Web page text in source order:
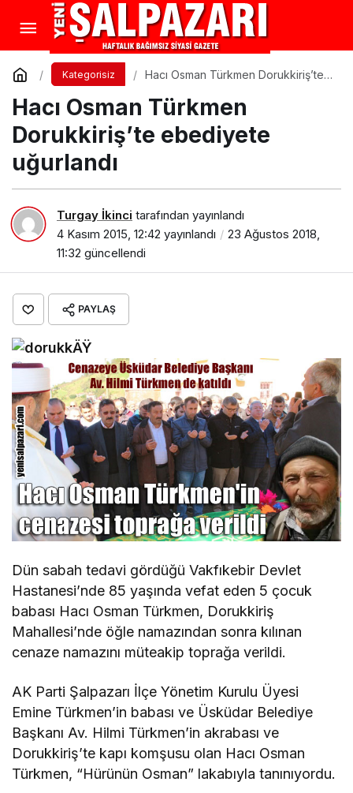
Kategorisiz
Hacı Osman Türkmen Dorukkiriş’te
Hacı Osman Türkmen
Dorukkiriş’te ebediyete
uğurlandı
Turgay İkinci tarafından yayınlandı
4 Kasım 2015, 12:42 yayınlandı
23 Ağustos 2018,
11:32 güncellendi
PAYLAŞ
Dün sabah tedavi gördüğü Vakfıkebir Devlet
Hastanesi’nde 85 yaşında vefat eden 5 çocuk
babası Hacı Osman Türkmen, Dorukkiriş
Mahallesi’nde öğle namazından sonra kılınan
cenaze namazını müteakip toprağa verildi.
AK Parti Şalpazarı İlçe Yönetim Kurulu Üyesi
Emine Türkmen’in babası ve Üsküdar Belediye
Başkanı Av. Hilmi Türkmen’in akrabası ve
Dorukkiriş’te kapı komşusu olan Hacı Osman
Türkmen, “Hürünün Osman” lakabıyla tanınıyordu.